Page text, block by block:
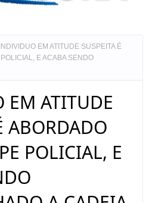
INDIVIDUO EM ATITUDE SUSPEITA É
E ACABA SENDO
ATITUDE
ABORDADO
POLICIAL, E